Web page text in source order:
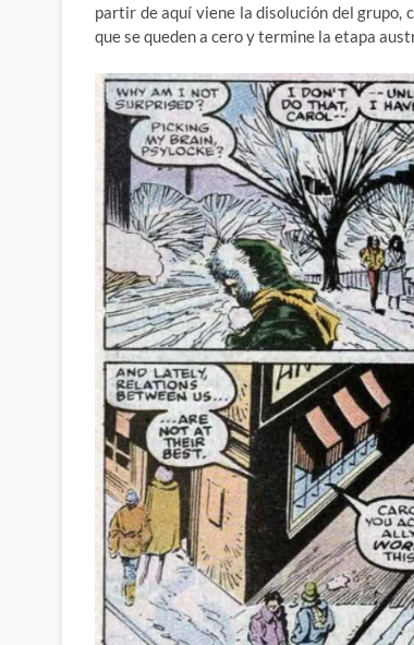
partir de aquí viene la disolución del grupo,
que se queden a cero y termine la etapa